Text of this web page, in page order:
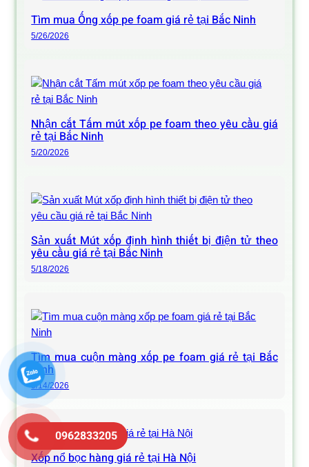
Tìm mua Ống xốp pe foam giá rẻ tại Bắc Ninh
5/26/2026
Nhận cắt Tấm mút xốp pe foam theo yêu cầu giá
rẻ tại Bắc Ninh
5/20/2026
Sản xuất Mút xốp định hình thiết bị điện tử theo
yêu cầu giá rẻ tại Bắc Ninh
5/18/2026
Tìm mua cuộn màng xốp pe foam giá rẻ tại Bắc
Ninh
5/14/2026
Xốp nổ bọc hàng giá rẻ tại Hà Nội
0962833205